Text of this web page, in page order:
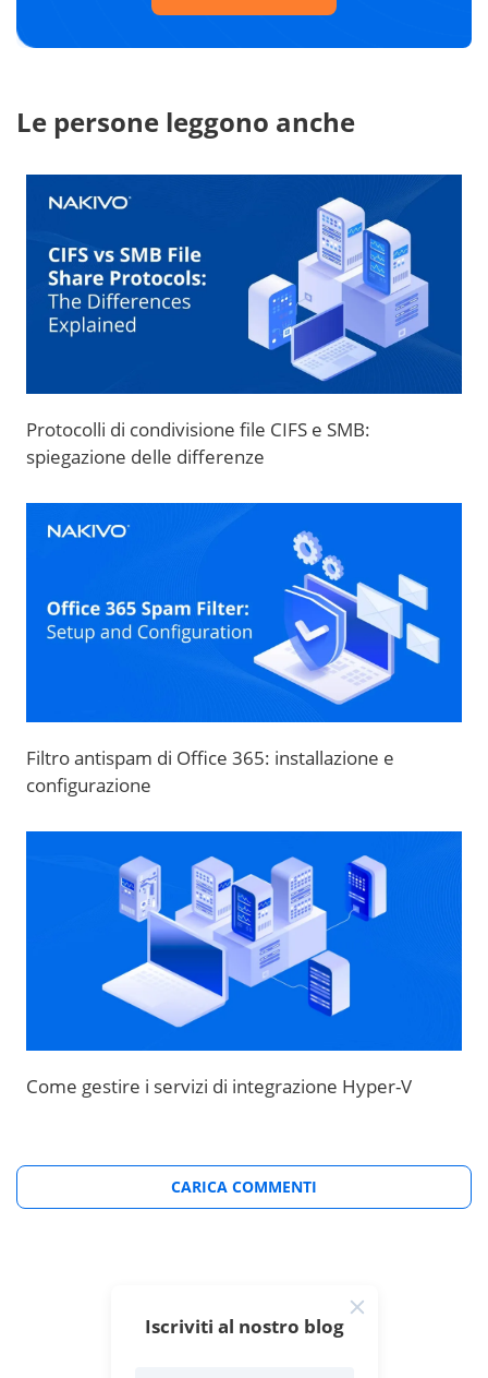
Le persone leggono anche
Protocolli di condivisione file CIFS e SMB:
spiegazione delle differenze
Filtro antispam di Office 365: installazione e
configurazione
Come gestire i servizi di integrazione Hyper-V
CARICA COMMENTI
Iscriviti al nostro blog